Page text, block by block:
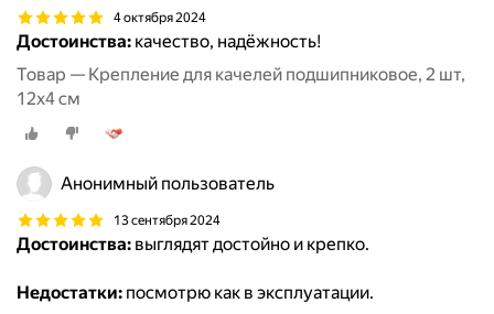
4 октября 2024
Достоинства: качество, надёжность!
Товар — Крепление для качелей подшипниковое, 2 шт,
12х4 см
Анонимный пользователь
13 сентября 2024
Достоинства: выглядят достойно и крепко.
Недостатки: посмотрю как в эксплуатации.